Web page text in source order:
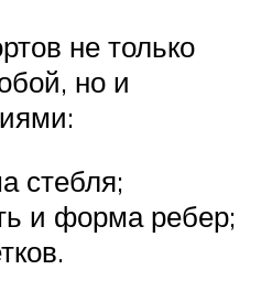
не только
но и
стебля;
и форма ребер;